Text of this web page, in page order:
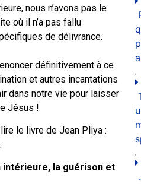
nous n’avons pas le
où il n’a pas fallu
de délivrance.
définitivement à ce
et autres incantations
dans notre vie pour laisser
Jésus !
le livre de Jean Pliya :
intérieure, la guérison et